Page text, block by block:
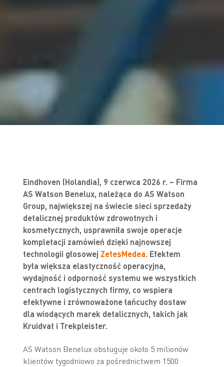
Eindhoven (Holandia), 9 czerwca 2026 r. – Firma
AS Watson Benelux, należąca do AS Watson
Group, największej na świecie sieci sprzedaży
detalicznej produktów zdrowotnych i
kosmetycznych, usprawniła swoje operacje
kompletacji zamówień dzięki najnowszej
technologii głosowej ZetesMedea. Efektem
była większa elastyczność operacyjna,
wydajność i odporność systemu we wszystkich
centrach logistycznych firmy, co wspiera
efektywne i zrównoważone łańcuchy dostaw
dla wiodących marek detalicznych, takich jak
Kruidvat i Trekpleister.
AS Watson Benelux obsługuje około 5 milionów
klientów tygodniowo za pośrednictwem 1500